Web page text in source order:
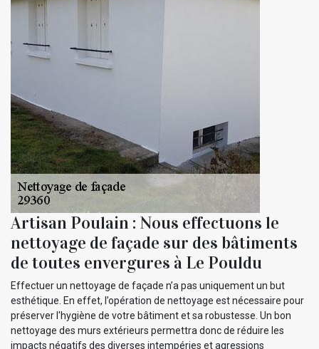
Artisan Poulain : Nous effectuons le
nettoyage de façade sur des bâtiments
de toutes envergures à Le Pouldu
Effectuer un nettoyage de façade n’a pas uniquement un but
esthétique. En effet, l’opération de nettoyage est nécessaire pour
préserver l'hygiène de votre bâtiment et sa robustesse. Un bon
nettoyage des murs extérieurs permettra donc de réduire les
impacts négatifs des diverses intempéries et agressions